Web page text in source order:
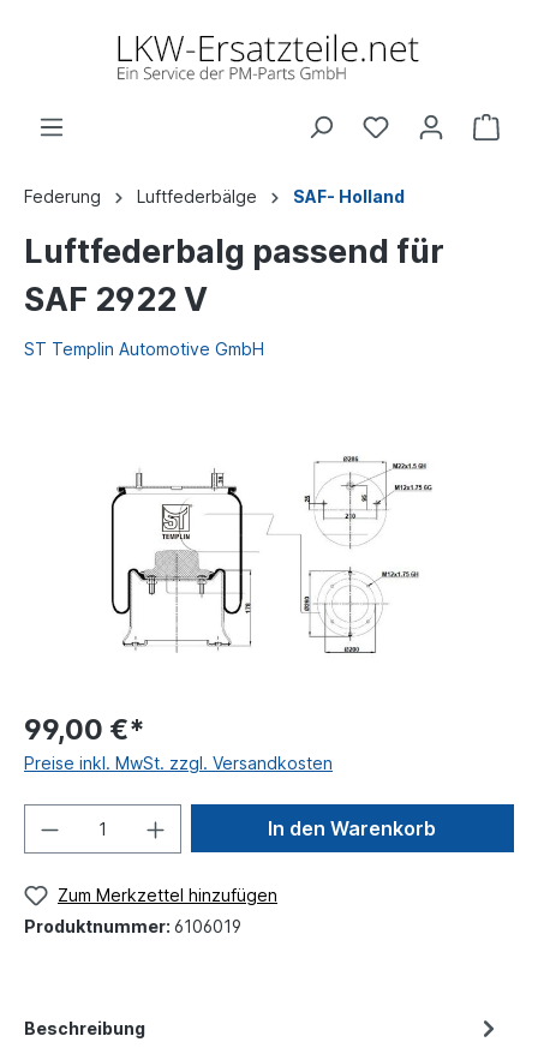
Federung Luftfederbälge SAF- Holland
Luftfederbalg passend für
SAF 2922 V
ST Templin Automotive GmbH
99,00 €*
Preise inkl. MwSt. zzgl. Versandkosten
In den Warenkorb
Zum Merkzettel hinzufügen
Produktnummer: 6106019
Beschreibung